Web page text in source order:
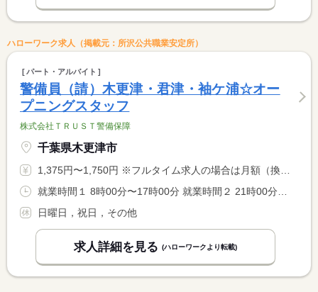
ハローワーク求人（掲載元：所沢公共職業安定所）
パート・アルバイト
警備員（請）木更津・君津・袖ケ浦☆オー
プニングスタッフ
株式会社ＴＲＵＳＴ警備保障
千葉県木更津市
1,375円〜1,750円 ※フルタイム求人の場合は月額（換算額）、パート求人の場合は時間額を表示しています。
日曜日，祝日，その他
求人詳細を見る (ハローワークより転載)